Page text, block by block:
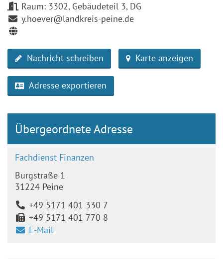
Raum: 3302, Gebäudeteil 3, DG
y.hoever@landkreis-peine.de
Nachricht schreiben Karte anzeigen
Adresse exportieren
Übergeordnete Adresse
Fachdienst Finanzen
Burgstraße 1
31224 Peine
+49 5171 401 330 7
+49 5171 401 770 8
E-Mail